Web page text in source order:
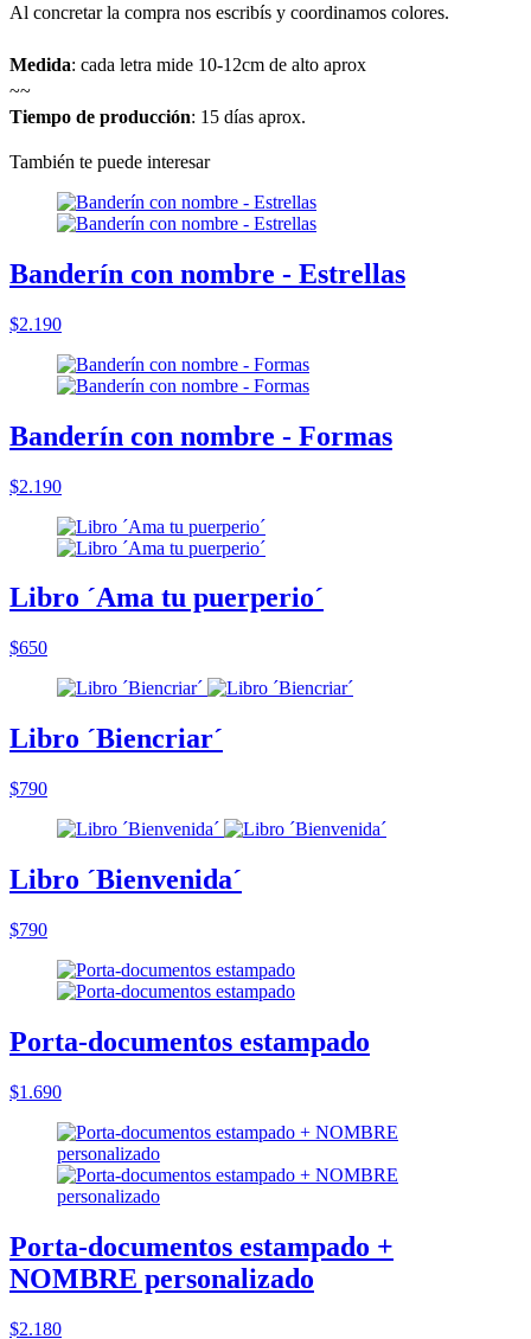
Al concretar la compra nos escribís y coordinamos colores.
Medida: cada letra mide 10-12cm de alto aprox
~~
Tiempo de producción: 15 días aprox.
También te puede interesar
Banderín con nombre - Estrellas
$2.190
Banderín con nombre - Formas
$2.190
Libro ´Ama tu puerperio´
$650
Libro ´Biencriar´
$790
Libro ´Bienvenida´
$790
Porta-documentos estampado
$1.690
Porta-documentos estampado +
NOMBRE personalizado
$2.180